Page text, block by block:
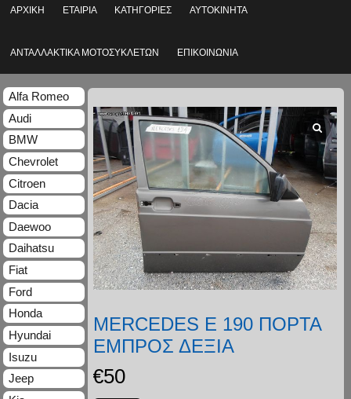
ΑΡΧΙΚΗ ΕΤΑΙΡΙΑ ΚΑΤΗΓΟΡΙΕΣ ΑΥΤΟΚΙΝΗΤΑ
ΑΝΤΑΛΛΑΚΤΙΚΑ ΜΟΤΟΣΥΚΛΕΤΩΝ ΕΠΙΚΟΙΝΩΝΙΑ
MERCEDES E 190 ΠΟΡΤΑ
ΕΜΠΡΟΣ ΔΕΞΙΑ
€50
Alfa Romeo
Audi
BMW
Chevrolet
Citroen
Dacia
Daewoo
Daihatsu
Fiat
Ford
Honda
Hyundai
Isuzu
Jeep